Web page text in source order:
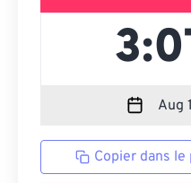
Copier dans